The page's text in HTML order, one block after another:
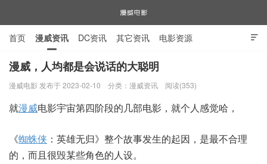

首页 漫威资讯 DC资讯 其它资讯 电影资源
电视剧资源 漫威图片
漫威，人均都是会说话的大聪明
漫威电影 发布于 2023-02-10 分类： 漫威资讯 阅读(353)
就漫威电影宇宙第四阶段的几部电影，就个人感觉哈，
《蜘蛛侠 ：英雄无归》整个故事发生的起因，是最不合理
的，而且很毁某些角色的人设。